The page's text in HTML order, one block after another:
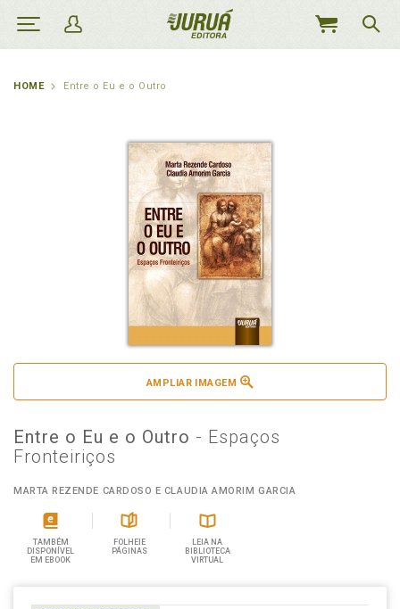
MEU
HOME Entre o Eu e o Outro
AMPLIAR IMAGEM
Entre o Eu e o Outro - Espaços
Fronteiriços
MARTA REZENDE CARDOSO E CLAUDIA AMORIM GARCIA
TAMBÉM
DISPONÍVEL
EM EBOOK
FOLHEIE
PÁGINAS
LEIA NA
BIBLIOTECA
VIRTUAL